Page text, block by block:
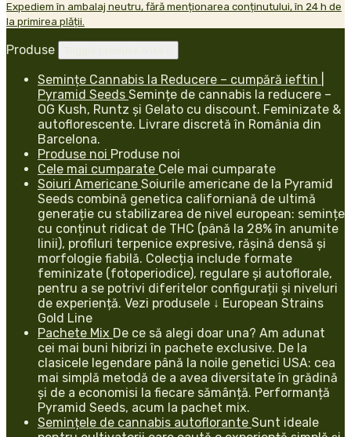
Expediem în ambalaj neutru, fără menționarea conținutului, în 24 h de
la primirea plății.
Produse
Semințe Cannabis la Reducere – cumpără ieftin |
Pyramid Seeds Semințe de cannabis la reducere –
OG Kush, Runtz și Gelato cu discount. Feminizate &
autoflorescente. Livrare discretă în România din
Barcelona.
Produse noi Produse noi
Cele mai cumparate Cele mai cumparate
Soiuri Americane Soiurile americane de la Pyramid
Seeds combină genetica californiană de ultimă
generație cu stabilizarea de nivel european: semințe
cu conținut ridicat de THC (până la 28% în anumite
linii), profiluri terpenice expresive, rășină densă și
morfologie fiabilă. Colecția include formate
feminizate (fotoperiodice), regulare și autoflorale,
pentru a se potrivi diferitelor configurații și niveluri
de experiență. Vezi produsele ↓ European Strains
Gold Line
Pachete Mix De ce să alegi doar una? Am adunat
cei mai buni hibrizi în pachete exclusive. De la
clasicele legendare până la noile genetici USA: cea
mai simplă metodă de a avea diversitate în grădină
și de a economisi la fiecare sămânță. Performanță
Pyramid Seeds, acum la pachet mix.
Semințele de cannabis autoflorante Sunt ideale